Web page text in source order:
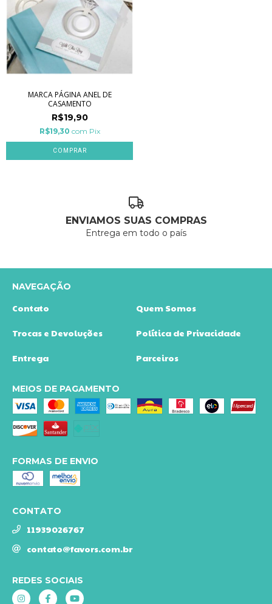
MARCA PÁGINA ANEL DE
CASAMENTO
R$19,90
R$19,30 com Pix
ENVIAMOS SUAS COMPRAS
Entrega em todo o país
NAVEGAÇÃO
Contato Quem Somos
Trocas e Devoluções Política de Privacidade
Entrega Parceiros
MEIOS DE PAGAMENTO
FORMAS DE ENVIO
CONTATO
11939026767
contato@favors.com.br
REDES SOCIAIS